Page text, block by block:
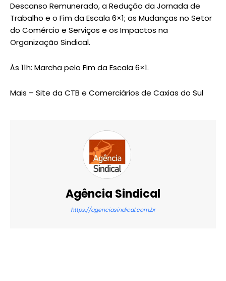
Descanso Remunerado, a Redução da Jornada de
Trabalho e o Fim da Escala 6×1; as Mudanças no Setor
do Comércio e Serviços e os Impactos na
Organização Sindical.
Às 11h: Marcha pelo Fim da Escala 6×1.
Mais – Site da CTB e Comerciários de Caxias do Sul
Agência Sindical
https://agenciasindical.com.br